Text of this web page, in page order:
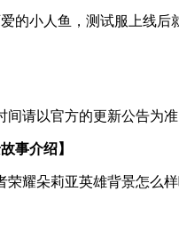
的小人鱼，测试服上线后
请以官方的更新公告为准
事介绍】
耀朵莉亚英雄背景怎么